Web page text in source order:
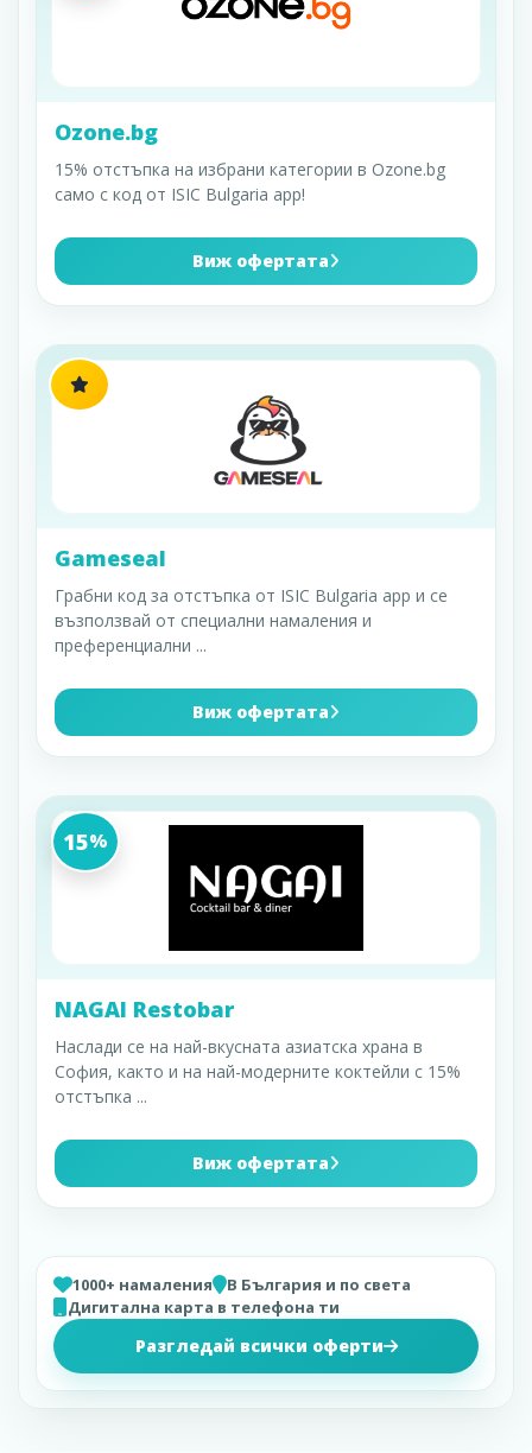
Ozone.bg
15% отстъпка на избрани категории в Ozone.bg
само с код от ISIC Bulgaria app!
Виж офертата
Gameseal
Грабни код за отстъпка от ISIC Bulgaria app и се
възползвай от специални намаления и
преференциални ...
Виж офертата
15%
NAGAI Restobar
Наслади се на най-вкусната азиатска храна в
София, както и на най-модерните коктейли с 15%
отстъпка ...
Виж офертата
1000+ намаления
В България и по света
Дигитална карта в телефона ти
Разгледай всички оферти